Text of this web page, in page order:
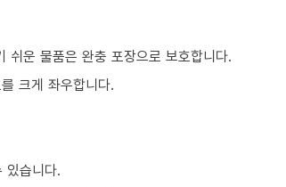
쉬운 물품은 완충 포장으로 보호합니다.
크게 좌우합니다.
있습니다.